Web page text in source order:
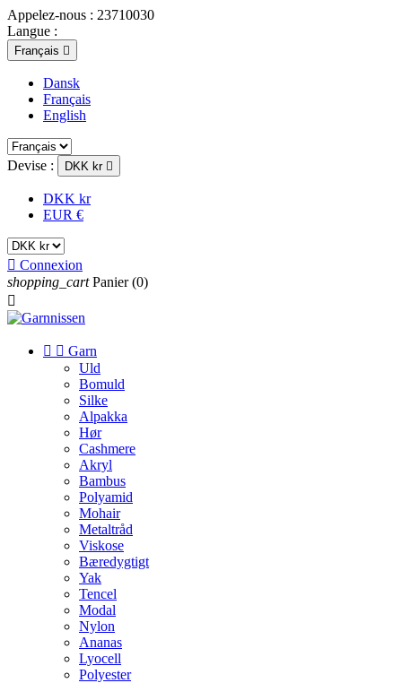
Appelez-nous : 23710030
Langue :
Français 
Dansk
Français
English
Devise : DKK kr 
DKK kr
EUR €
 Connexion
shopping_cart Panier (0)

  Garn
Uld
Bomuld
Silke
Alpakka
Hør
Cashmere
Akryl
Bambus
Polyamid
Mohair
Metaltråd
Viskose
Bæredygtigt
Yak
Tencel
Modal
Nylon
Ananas
Lyocell
Polyester